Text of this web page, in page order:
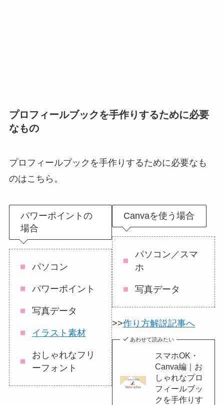
プロフィールブックを手作りするために必要
なもの
プロフィールブックを手作りするために必要なも
のはこちら。
パワーポイントの
場合
パソコン
パワーポイント
写真データ
イラスト素材
おしゃれなフリ
ーフォント
Canvaを使う場合
パソコン／スマ
ホ
写真データ
>>作り方解説記事へ
あわせて読みたい
スマホOK・
Canva編｜お
しゃれなプロ
フィールブッ
クを手作りす